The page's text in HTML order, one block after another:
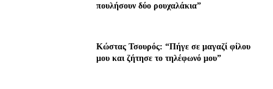
πουλήσουν δύο ρουχαλάκια”
Κώστας Τσουρός: “Πήγε σε μαγαζί φίλου
μου και ζήτησε το τηλέφωνό μου”